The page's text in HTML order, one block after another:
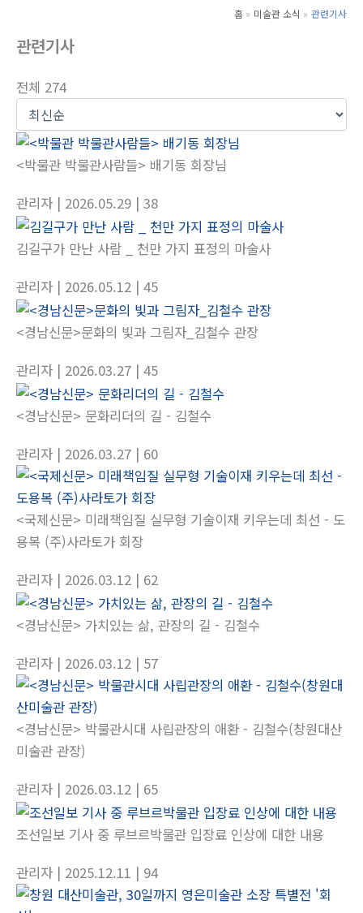
홈 미술관 소식 관련기사
관련기사
전체 274
<박물관 박물관사람들> 배기동 회장님
관리자 | 2026.05.29 | 38
김길구가 만난 사람 _ 천만 가지 표정의 마술사
관리자 | 2026.05.12 | 45
<경남신문>문화의 빛과 그림자_김철수 관장
관리자 | 2026.03.27 | 45
<경남신문> 문화리더의 길 - 김철수
관리자 | 2026.03.27 | 60
<국제신문> 미래책임질 실무형 기술이재 키우는데 최선 - 도
용복 (주)사라토가 회장
관리자 | 2026.03.12 | 62
<경남신문> 가치있는 삶, 관장의 길 - 김철수
관리자 | 2026.03.12 | 57
<경남신문> 박물관시대 사립관장의 애환 - 김철수(창원대산
미술관 관장)
관리자 | 2026.03.12 | 65
조선일보 기사 중 루브르박물관 입장료 인상에 대한 내용
관리자 | 2025.12.11 | 94